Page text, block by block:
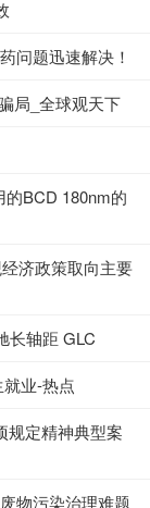
问题迅速解决！
听口音识破骗局_全球观天下
BCD 180nm的
济政策取向主要
长轴距 GLC
业-热点
规定精神典型案
物污染治理难题